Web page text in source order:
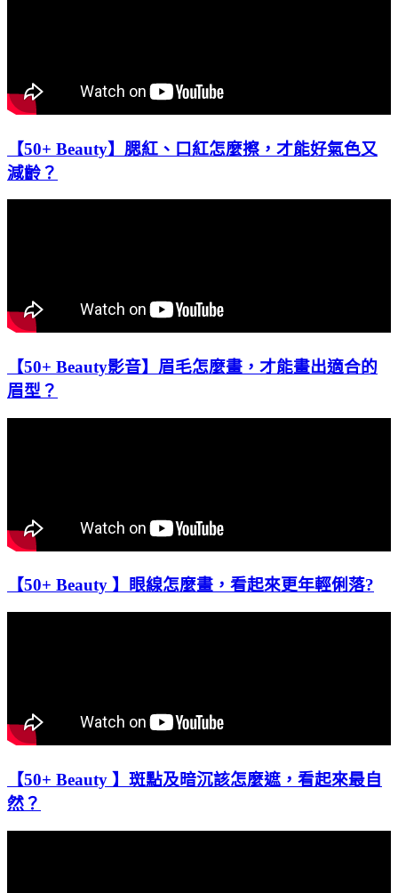
【50+ Beauty】腮紅、口紅怎麼擦，才能好氣色又
減齡？
【50+ Beauty影音】眉毛怎麼畫，才能畫出適合的
眉型？
【50+ Beauty 】眼線怎麼畫，看起來更年輕俐落?
【50+ Beauty 】斑點及暗沉該怎麼遮，看起來最自
然？